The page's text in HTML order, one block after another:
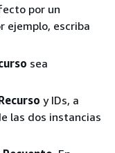
por un
ejemplo, escriba
sea
y IDs, a
las dos instancias